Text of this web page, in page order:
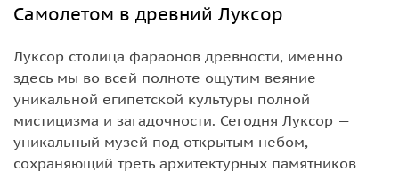
Самолетом в древний Луксор
Луксор столица фараонов древности, именно
здесь мы во всей полноте ощутим веяние
уникальной египетской культуры полной
мистицизма и загадочности. Сегодня Луксор —
уникальный музей под открытым небом,
сохраняющий треть архитектурных памятников